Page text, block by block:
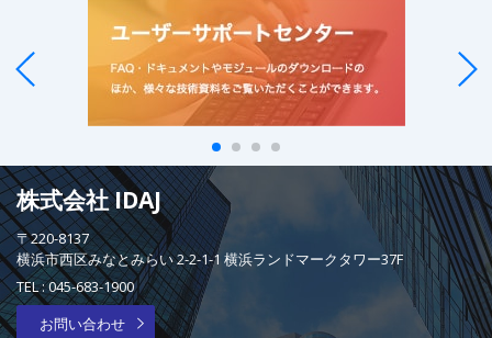
株式会社 IDAJ
〒220-8137
横浜市西区みなとみらい 2-2-1-1 横浜ランドマークタワー37F
TEL :045-683-1900
お問い合わせ